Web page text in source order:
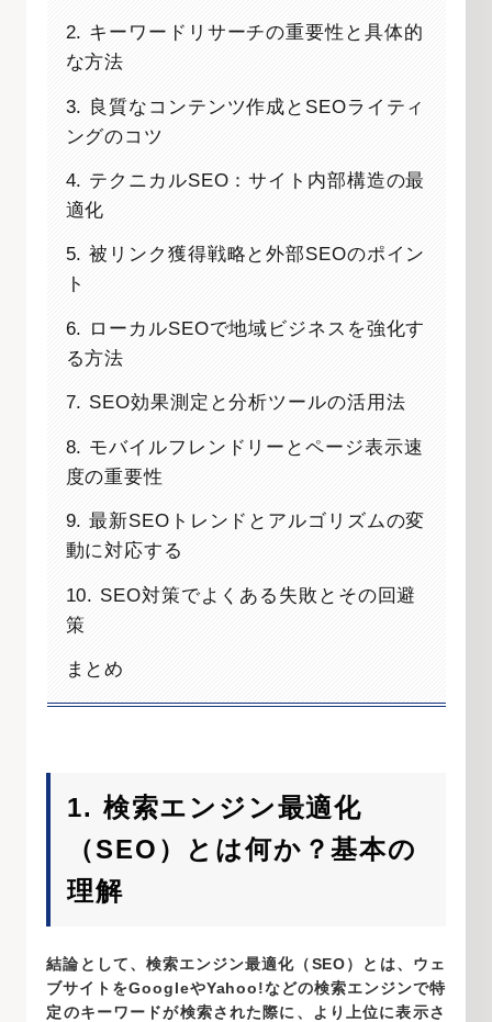
2. キーワードリサーチの重要性と具体的
な方法
3. 良質なコンテンツ作成とSEOライティ
ングのコツ
4. テクニカルSEO：サイト内部構造の最
適化
5. 被リンク獲得戦略と外部SEOのポイン
ト
6. ローカルSEOで地域ビジネスを強化す
る方法
7. SEO効果測定と分析ツールの活用法
8. モバイルフレンドリーとページ表示速
度の重要性
9. 最新SEOトレンドとアルゴリズムの変
動に対応する
10. SEO対策でよくある失敗とその回避
策
まとめ
1. 検索エンジン最適化
（SEO）とは何か？基本の
理解
結論として、検索エンジン最適化（SEO）とは、ウェ
ブサイトをGoogleやYahoo!などの検索エンジンで特
定のキーワードが検索された際に、より上位に表示さ